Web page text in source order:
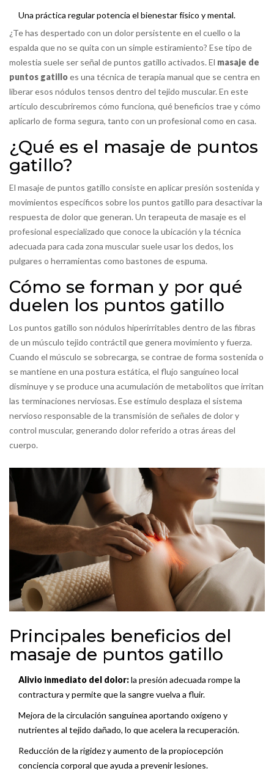
Una práctica regular potencia el bienestar físico y mental.
¿Te has despertado con un dolor persistente en el cuello o la
espalda que no se quita con un simple estiramiento? Ese tipo de
molestia suele ser señal depuntos gatillo activados. El masaje de
puntos gatilloes una técnica de terapia manual que se centra en
liberar esos nódulos tensos dentro del tejido muscular. En este
artículo descubriremos cómo funciona, qué beneficios trae y cómo
aplicarlo de forma segura, tanto con un profesional como en casa.
¿Qué es el masaje de puntos
gatillo?
El masaje de puntos gatillo consiste en aplicar presión sostenida y
movimientos específicos sobre los puntos gatillo para desactivar la
respuesta de dolor que generan. Un terapeuta de masajees el
profesional especializado que conoce la ubicación y la técnica
adecuada para cada zona muscular suele usar los dedos, los
pulgares o herramientas como bastones de espuma.
Cómo se forman y por qué
duelen los puntos gatillo
Los puntos gatillo son nódulos hiperirritables dentro de las fibras
de un músculo tejido contráctil que genera movimiento y fuerza.
Cuando el músculo se sobrecarga, se contrae de forma sostenida o
se mantiene en una postura estática, el flujo sanguíneo local
disminuye y se produce una acumulación de metabolitos que irritan
las terminaciones nerviosas. Ese estímulo desplaza el sistema
nervioso responsable de la transmisión de señales de dolor y
control muscular, generando dolor referido a otras áreas del
cuerpo.
Principales beneficios del
masaje de puntos gatillo
Alivio inmediato del dolor:la presión adecuada rompe la
contractura y permite que la sangre vuelva a fluir.
Mejora de la circulación sanguínea aportando oxígeno y
nutrientes al tejido dañado, lo que acelera la recuperación.
Reducción de la rigidez y aumento de la propiocepción
conciencia corporal que ayuda a prevenir lesiones.